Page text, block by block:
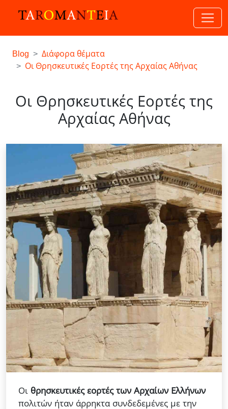
Blog
Διάφορα θέματα
Οι Θρησκευτικές Εορτές της Αρχαίας Αθήνας
Οι Θρησκευτικές Εορτές της
Αρχαίας Αθήνας
Οι θρησκευτικές εορτές των Αρχαίων Ελλήνων
πολιτών ήταν άρρηκτα συνδεδεμένες με την